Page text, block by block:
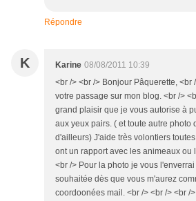
Répondre
K Karine 08/08/2011 10:39
<br /> <br /> Bonjour Pâquerette, <br
votre passage sur mon blog. <br />
grand plaisir que je vous autorise à
aux yeux pairs. ( et toute autre photo
d'ailleurs) J'aide très volontiers
ont un rapport avec les animeaux ou
<br /> Pour la photo je vous
souhaitée dès que vous m'aurez
coordoonées mail. <br /> <br /> <br /